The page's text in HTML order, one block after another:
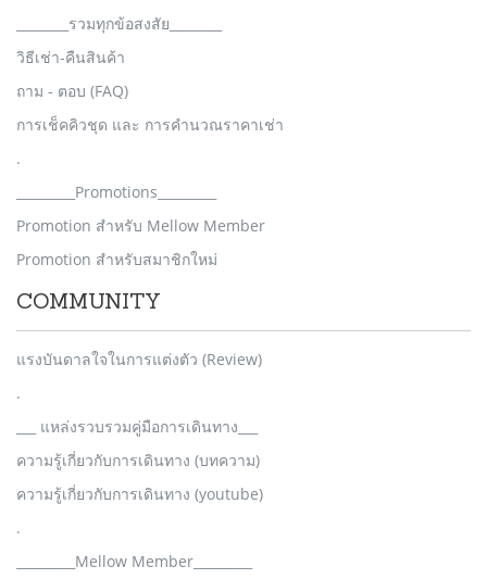
________รวมทุกข้อสงสัย________
วิธีเช่า-คืนสินค้า
ถาม - ตอบ (FAQ)
การเช็คคิวชุด และ การคำนวณราคาเช่า
.
_________Promotions_________
Promotion สำหรับ Mellow Member
Promotion สำหรับสมาชิกใหม่
COMMUNITY
แรงบันดาลใจในการแต่งตัว (Review)
.
___ แหล่งรวบรวมคู่มือการเดินทาง___
ความรู้เกี่ยวกับการเดินทาง (บทความ)
ความรู้เกี่ยวกับการเดินทาง (youtube)
.
_________Mellow Member_________